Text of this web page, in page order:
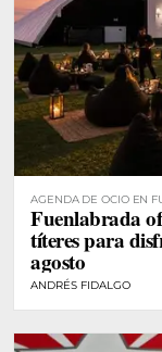
AGENDA DE OCIO EN
Fuenlabrada
títeres para
agosto
ANDRÉS FIDALGO